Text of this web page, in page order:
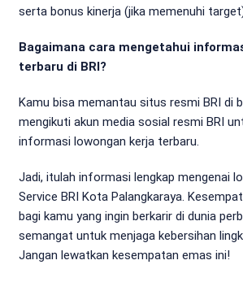
serta bonus kinerja (jika memenuhi
Bagaimana cara mengetahui
terbaru di BRI?
Kamu bisa memantau situs resmi BRI di
mengikuti akun media sosial resmi BRI
informasi lowongan kerja terbaru.
Jadi, itulah informasi lengkap mengenai
Service BRI Kota Palangkaraya.
bagi kamu yang ingin berkarir di dunia
semangat untuk menjaga kebersihan
Jangan lewatkan kesempatan emas ini!